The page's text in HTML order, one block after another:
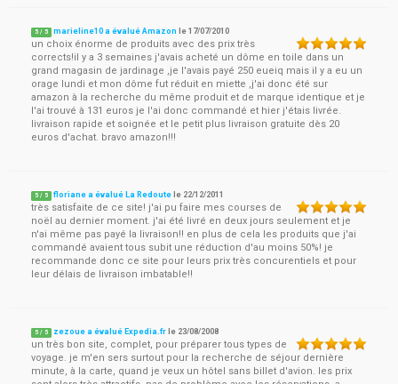
5 / 5 marieline10 a évalué Amazon le17/07/2010
un choix énorme de produits avec des prix très
corrects!il y a 3 semaines j'avais acheté un dôme en toile dans un
grand magasin de jardinage ,je l'avais payé 250 eueiq mais il y a eu un
orage lundi et mon dôme fut réduit en miette ,j'ai donc été sur
amazon à la recherche du même produit et de marque identique et je
l'ai trouvé à 131 euros je l'ai donc commandé et hier j'étais livrée.
livraison rapide et soignée et le petit plus livraison gratuite dès 20
euros d'achat. bravo amazon!!!
5 / 5 floriane a évalué La Redoute le 22/12/2011
très satisfaite de ce site! j'ai pu faire mes courses de
noël au dernier moment. j'ai été livré en deux jours seulement et je
n'ai même pas payé la livraison!! en plus de cela les produits que j'ai
commandé avaient tous subit une réduction d'au moins 50%! je
recommande donc ce site pour leurs prix très concurentiels et pour
leur délais de livraison imbatable!!
5 / 5 zezoue a évalué Expedia.fr le 23/08/2008
un très bon site, complet, pour préparer tous types de
voyage. je m'en sers surtout pour la recherche de séjour dernière
minute, à la carte, quand je veux un hôtel sans billet d'avion. les prix